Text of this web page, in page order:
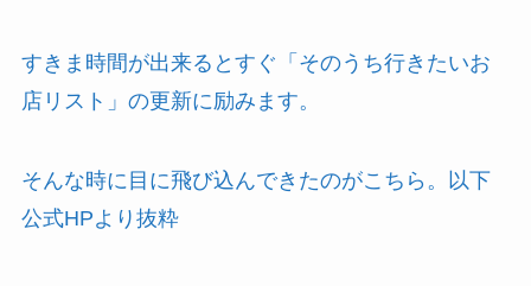
すきま時間が出来るとすぐ「そのうち行きたいお
店リスト」の更新に励みます。
そんな時に目に飛び込んできたのがこちら。以下
公式HPより抜粋